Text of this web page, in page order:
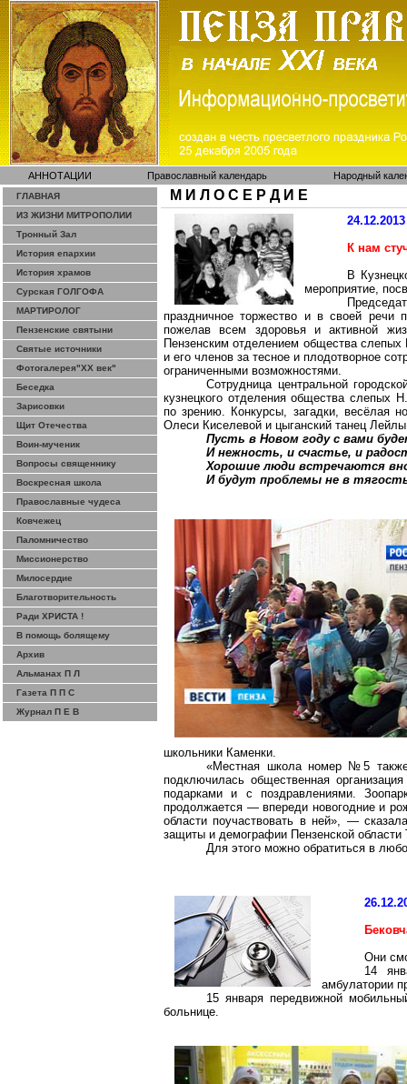
АННОТАЦИИ Православный календарь Народный
ГЛАВНАЯ
ИЗ ЖИЗНИ МИТРОПОЛИИ
Тронный Зал
История епархии
История храмов
Сурская ГОЛГОФА
МАРТИРОЛОГ
Пензенские святыни
Святые источники
Фотогалерея"ХХ век"
Беседка
Зарисовки
Щит Отечества
Воин-мученик
Вопросы священнику
Воскресная школа
Православные чудеса
Ковчежец
Паломничество
Миссионерство
Милосердие
Благотворительность
Ради ХРИСТА !
В помощь болящему
Архив
Альманах П Л
Газета П П С
Журнал П Е В
М И Л О С Е Р Д И Е
24.12.2013
К нам
В
мероприятие,
праздничное торжество и в своей речи
пожелав всем здоровья и активной
Пензенским отделением общества
и его членов за тесное и плодотворное
ограниченными возможностями.
Сотрудница центральной
кузнецкого отделения общества слепых
по зрению. Конкурсы, загадки, весёлая
Олеси Киселевой и цыганский танец
Пусть в Новом году с вами
И нежность, и счастье, и
Хорошие люди встречаются
И будут проблемы не в
школьники Каменки.
«Местная школа номер №5
подключилась общественная
подарками и с поздравлениями.
продолжается — впереди новогодние и
области поучаствовать в ней», —
защиты и демографии Пензенской области
Для этого можно обратиться в
Они
14
амбулатории
15 января передвижной
больнице.